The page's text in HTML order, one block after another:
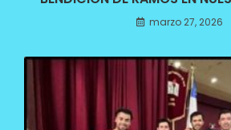
marzo 27, 2026